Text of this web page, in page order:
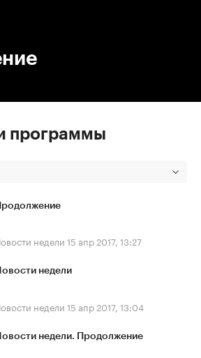
программы
недели 15 апр 2017, 13:27
недели
недели 15 апр 2017, 13:04
недели. Продолжение